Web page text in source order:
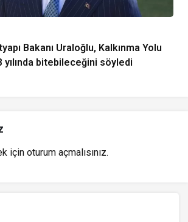
Bakanı Uraloğlu, Kalkınma Yolu
yılında bitebileceğini söyledi
için oturum açmalısınız.